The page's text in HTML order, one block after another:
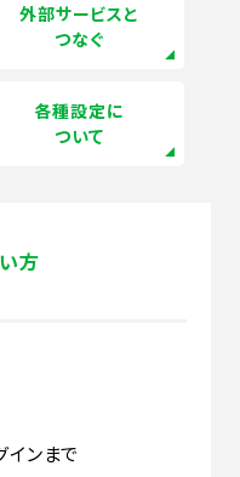
外部サービスと
つなぐ
各種設定に
ついて
方
ンまで